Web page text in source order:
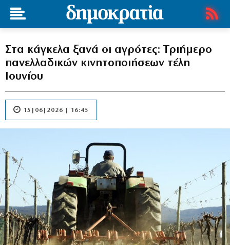
Στα κάγκελα ξανά οι αγρότες: Τριήμερο
πανελλαδικών κινητοποιήσεων τέλη
Ιουνίου
15|06|2026 | 16:45